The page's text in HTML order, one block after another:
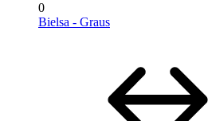
0
Bielsa - Graus